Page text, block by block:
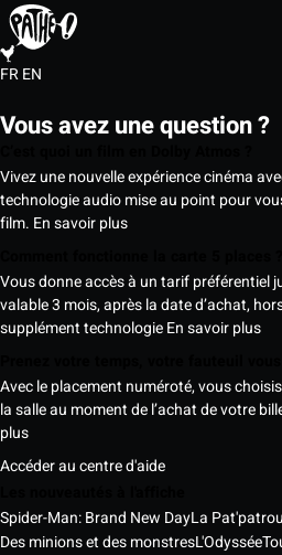
FREN
Vous avez une question ?
Vivez une nouvelle expérience cinéma
technologie audio mise au point pour
film. En savoir plus
Vous donne accès à un tarif préférentiel
valable 3 mois, après la date d’achat,
supplément technologieEn savoir plus
Avec le placement numéroté, vous
la salle au moment de l’achat de votre
plus
Accéder au centre d'aide
Spider-Man: Brand New DayLa
Des minions et des monstresL'Odyssée